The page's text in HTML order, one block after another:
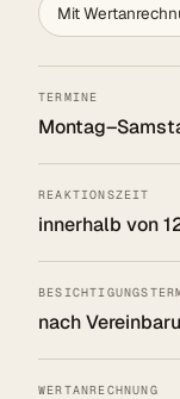
Mit
TERMINE
REAKTIONSZEIT
innerhalb von
nach
WERTANRECHNUNG